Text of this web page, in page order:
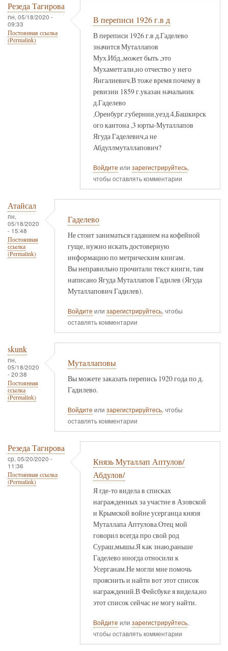
Резеда Тагирова
пн, 05/18/2020 -
09:33
Постоянная ссылка
(Permalink)
В переписи 1926 г.в д
В переписи 1926 г.в д.Гаделево
значится Муталлапов
Мух.Ибд.,может быть ,это
Мухаметгали,но отчество у него
Янгалиевич.В тоже время почему в
ревизии 1859 г.указан начальник
д.Гаделево
,Оренбург.губернии,уезд.4,Башкирск
ого кантона ,3 юрты-Муталлапов
Ягуда Гаделевич,а не
Абдуллмуталлапович?
Войдите или зарегистрируйтесь,
чтобы оставлять комментарии
Атайсал
пн,
05/18/2020
- 15:48
Постоянная
ссылка
(Permalink)
Гаделево
Не стоит заниматься гаданием на кофейной
гуще, нужно искать достоверную
информацию по метрическим книгам.
Вы неправильно прочитали текст книги, там
написано Ягуда Муталлапов Гадилев (Ягуда
Муталлапович Гадилев).
Войдите или зарегистрируйтесь, чтобы
оставлять комментарии
skunk
пн,
05/18/2020
- 20:38
Постоянная
ссылка
(Permalink)
Муталлаповы
Вы можете заказать перепись 1920 года по д.
Гадилево.
Войдите или зарегистрируйтесь, чтобы
оставлять комментарии
Резеда Тагирова
ср, 05/20/2020 -
11:36
Постоянная ссылка
(Permalink)
Князь Муталлап Аптулов/
Абдулов/
Я где-то видела в списках
награжденных за участие в Азовской
и Крымской войне усерганца князя
Муталлапа Аптулова.Отец мой
говорил всегда про свой род
Сураш,мышы.Я как знаю,раньше
Гаделево иногда относили к
Усерганам.Не могли мне помочь
прояснить и найти вот этот список
награждений.В Фейсбуке я видела,но
этот список сейчас не могу найти.
Войдите или зарегистрируйтесь,
чтобы оставлять комментарии